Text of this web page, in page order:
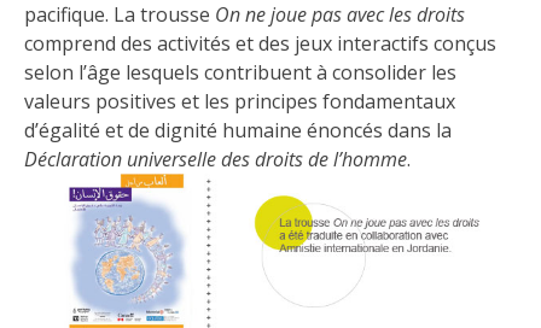
pacifique. La trousse On ne joue pas avec les droits
comprend des activités et des jeux interactifs conçus
selon l’âge lesquels contribuent à consolider les
valeurs positives et les principes fondamentaux
d’égalité et de dignité humaine énoncés dans la
Déclaration universelle des droits de l’homme.